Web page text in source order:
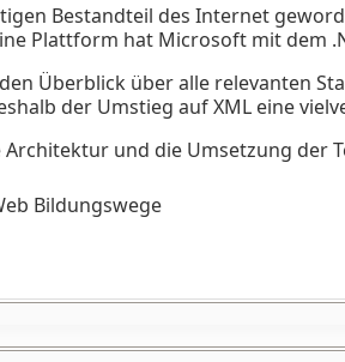
Bestandteil des Internet
Plattform hat Microsoft mit dem
Überblick über alle relevanten
der Umstieg auf XML eine
und die Umsetzung der
Bildungswege